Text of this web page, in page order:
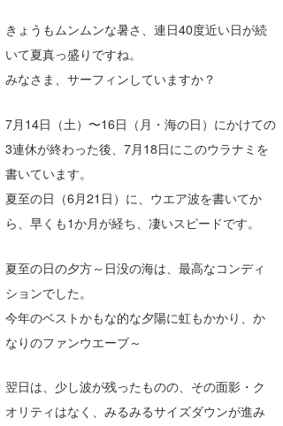
きょうもムンムンな暑さ、連日40度近い日が続
いて夏真っ盛りですね。
みなさま、サーフィンしていますか？
7月14日（土）〜16日（月・海の日）にかけての
3連休が終わった後、7月18日にこのウラナミを
書いています。
夏至の日（6月21日）に、ウエア波を書いてか
ら、早くも1か月が経ち、凄いスピードです。
夏至の日の夕方～日没の海は、最高なコンディ
ションでした。
今年のベストかもな的な夕陽に虹もかかり、か
なりのファンウエーブ～
翌日は、少し波が残ったものの、その面影・ク
オリティはなく、みるみるサイズダウンが進み
ライター/寄稿メディア
Core Surf Japan
Naoya Kimoto
mitsuteru Kamio
Yasunari Inoue
Yoshiyuki Obata
DELTA FORCE SURF
メディア
SURFMEDIA
Colors MAGAZINE
波伝説アンバサダー/プロライダー
福島寿実子
進士剛光
波伝説スタッフ
Aichan